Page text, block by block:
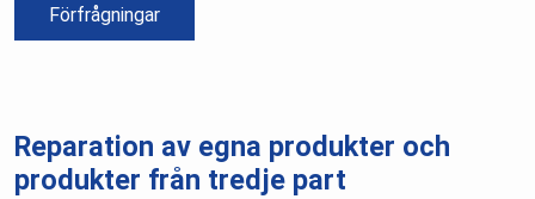
Förfrågningar
Reparation av egna produkter och
produkter från tredje part